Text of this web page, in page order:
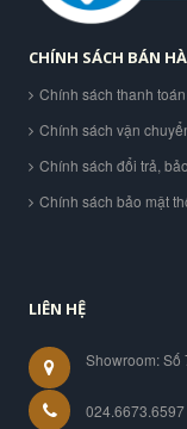
CHÍNH SÁCH BÁN
Chính sách thanh toán
Chính sách vận
Chính sách đổi trả,
Chính sách bảo mật
LIÊN HỆ
Showroom: Số